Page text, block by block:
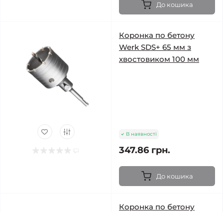
До кошика
Коронка по бетону
Werk SDS+ 65 мм з
хвостовиком 100 мм
В наявності
347.86 грн.
До кошика
Коронка по бетону